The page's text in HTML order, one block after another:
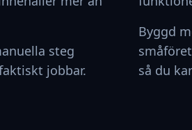
steg
jobbar.
Byggd
så du